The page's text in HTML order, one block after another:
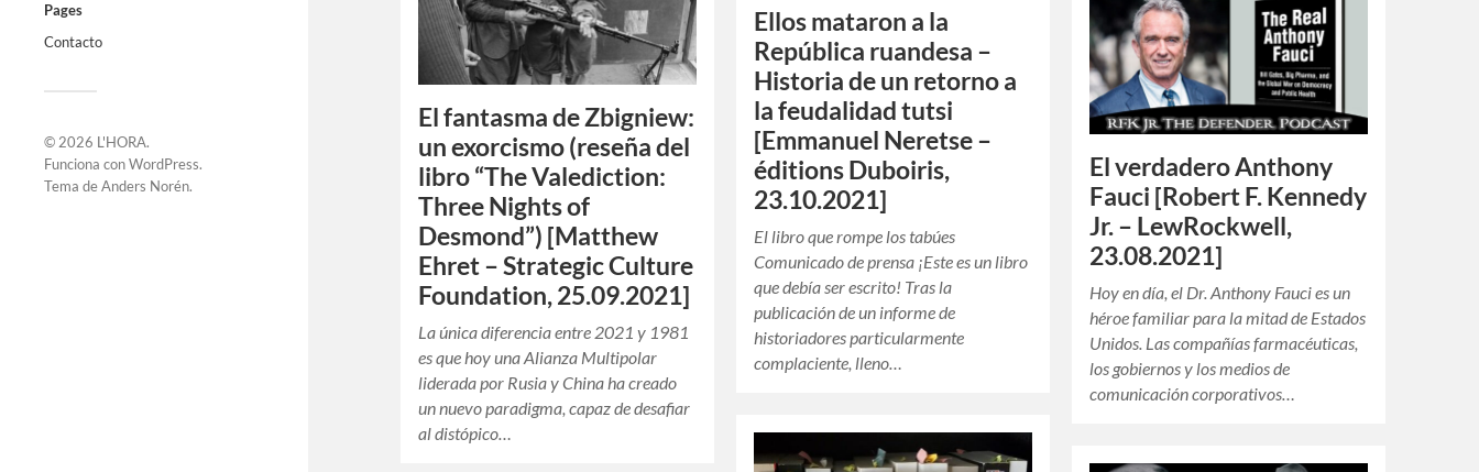
Pages
Contacto
© 2026 L'HORA.
Funciona conWordPress.
Tema deAnders Norén.
Ellos mataron a la
República ruandesa –
Historia de un retorno a
la feudalidad tutsi
[Emmanuel Neretse –
éditions Duboiris,
23.10.2021]
El libro que rompe los tabúes
Comunicado de prensa ¡Este es un libro
que debía ser escrito! Tras la
publicación de un informe de
historiadores particularmente
complaciente, lleno…
El fantasma de Zbigniew:
un exorcismo (reseña del
libro “The Valediction:
Three Nights of
Desmond”) [Matthew
Ehret – Strategic Culture
Foundation, 25.09.2021]
La única diferencia entre 2021 y 1981
es que hoy una Alianza Multipolar
liderada por Rusia y China ha creado
un nuevo paradigma, capaz de desafiar
al distópico…
El verdadero Anthony
Fauci [Robert F. Kennedy
Jr. – LewRockwell,
23.08.2021]
Hoy en día, el Dr. Anthony Fauci es un
héroe familiar para la mitad de Estados
Unidos. Las compañías farmacéuticas,
los gobiernos y los medios de
comunicación corporativos…